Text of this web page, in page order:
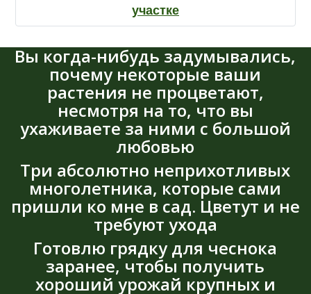
участке
Вы когда-нибудь задумывались,
почему некоторые ваши
растения не процветают,
несмотря на то, что вы
ухаживаете за ними с большой
любовью
Три абсолютно неприхотливых
многолетника, которые сами
пришли ко мне в сад. Цветут и не
требуют ухода
Готовлю грядку для чеснока
заранее, чтобы получить
хороший урожай крупных и